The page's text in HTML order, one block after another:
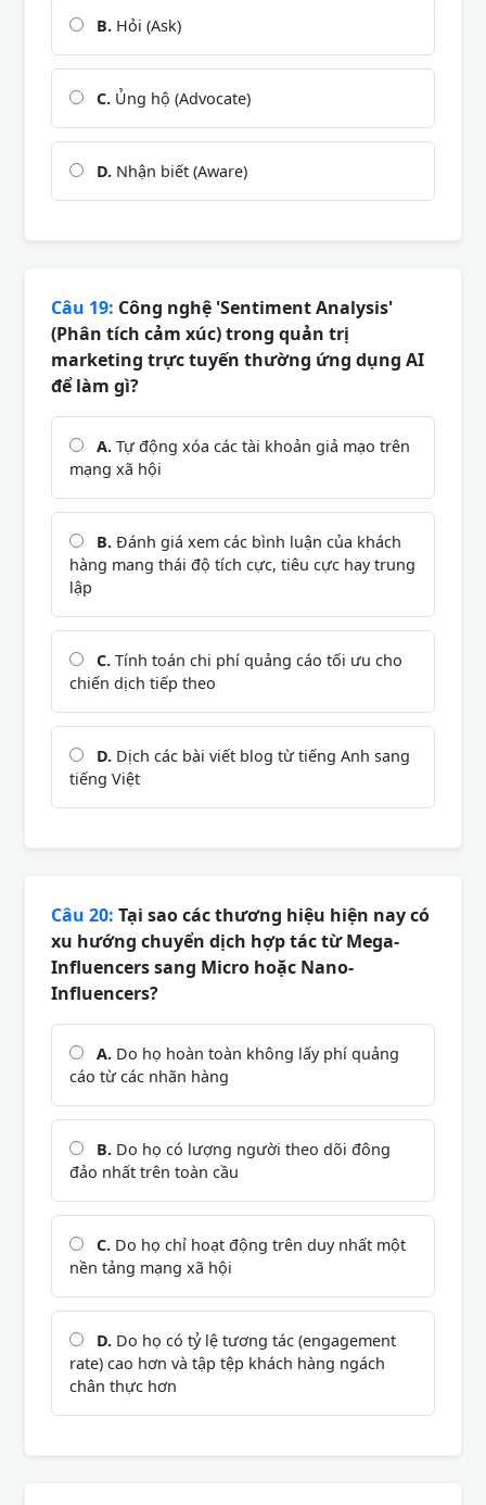
B. Hỏi (Ask)
C. Ủng hộ (Advocate)
D. Nhận biết (Aware)
Câu 19: Công nghệ 'Sentiment Analysis'
(Phân tích cảm xúc) trong quản trị
marketing trực tuyến thường ứng dụng AI
để làm gì?
A. Tự động xóa các tài khoản giả mạo trên
mạng xã hội
B. Đánh giá xem các bình luận của khách
hàng mang thái độ tích cực, tiêu cực hay trung
lập
C. Tính toán chi phí quảng cáo tối ưu cho
chiến dịch tiếp theo
D. Dịch các bài viết blog từ tiếng Anh sang
tiếng Việt
Câu 20: Tại sao các thương hiệu hiện nay có
xu hướng chuyển dịch hợp tác từ Mega-
Influencers sang Micro hoặc Nano-
Influencers?
A. Do họ hoàn toàn không lấy phí quảng
cáo từ các nhãn hàng
B. Do họ có lượng người theo dõi đông
đảo nhất trên toàn cầu
C. Do họ chỉ hoạt động trên duy nhất một
nền tảng mạng xã hội
D. Do họ có tỷ lệ tương tác (engagement
rate) cao hơn và tập tệp khách hàng ngách
chân thực hơn